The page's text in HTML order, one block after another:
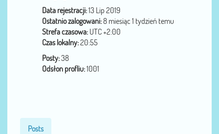
Data rejestracji:13 Lip 2019
Ostatnio zalogowani:8 miesiąc 1 tydzień temu
Strefa czasowa: UTC +2:00
Czas lokalny:20:55
Posty:38
Odsłon profliu:1001
Posts